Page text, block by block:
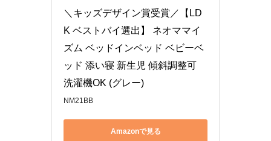
＼キッズデザイン賞受賞／【LD
K ベストバイ選出】 ネオママイ
ズム ベッドインベッド ベビーベ
ッド 添い寝 新生児 傾斜調整可
洗濯機OK (グレー)
NM21BB
Amazonで見る